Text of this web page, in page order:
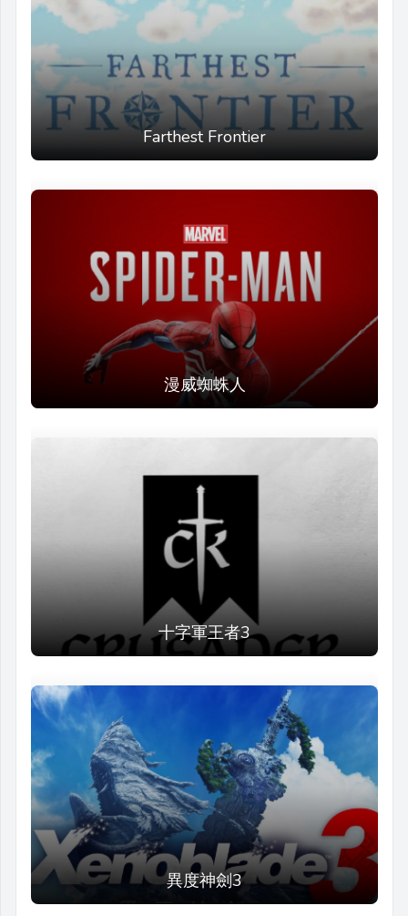
Farthest Frontier
漫威蜘蛛人
十字軍王者3
異度神劍3